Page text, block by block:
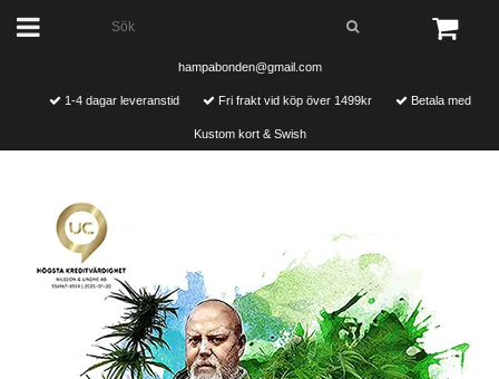
hampabonden@gmail.com
1-4 dagar leveranstid Fri frakt vid köp över 1499kr Betala med
Kustom kort & Swish